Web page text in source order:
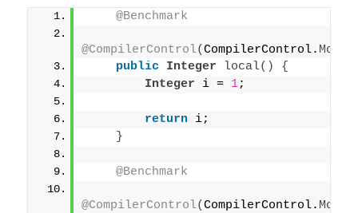
@Benchmark
@CompilerControl(CompilerControl. Mode
public
Integer local()
{
Integer i = 1;
return i;
}
@Benchmark
@CompilerControl(CompilerControl. Mode